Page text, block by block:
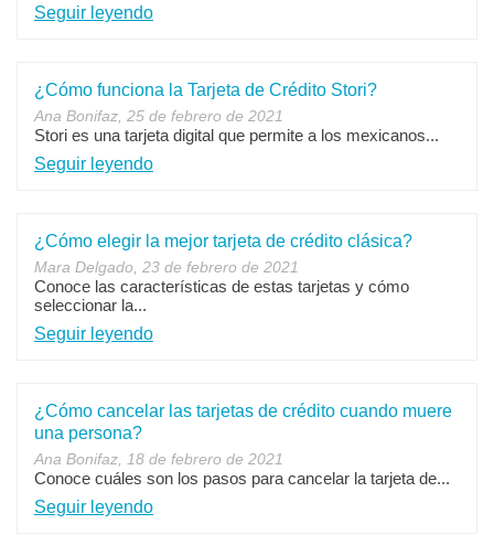
Seguir leyendo
¿Cómo funciona la Tarjeta de Crédito Stori?
Ana Bonifaz, 25 de febrero de 2021
Stori es una tarjeta digital que permite a los mexicanos...
Seguir leyendo
¿Cómo elegir la mejor tarjeta de crédito clásica?
Mara Delgado, 23 de febrero de 2021
Conoce las características de estas tarjetas y cómo
seleccionar la...
Seguir leyendo
¿Cómo cancelar las tarjetas de crédito cuando muere
una persona?
Ana Bonifaz, 18 de febrero de 2021
Conoce cuáles son los pasos para cancelar la tarjeta de...
Seguir leyendo